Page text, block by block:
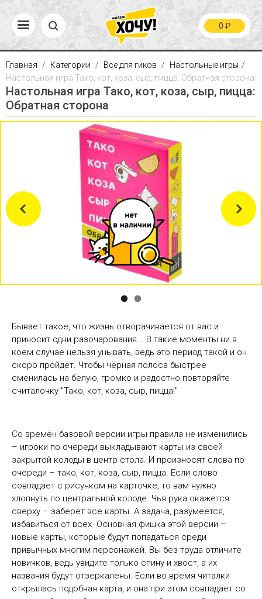
0 ₽
Главная Категории Все для гиков
Настольные игры
Настольная игра Тако, кот, коза, сыр, пицца: Обратная сторона
Настольная игра Тако, кот, коза, сыр, пицца:
Обратная сторона
Бывает такое, что жизнь отворачивается от вас и
приносит одни разочарования... В такие моменты ни в
коем случае нельзя унывать, ведь это период такой и он
скоро пройдёт. Чтобы чёрная полоса быстрее
сменилась на белую, громко и радостно повторяйте
считалочку "Тако, кот, коза, сыр, пицца!"
Со времён базовой версии игры правила не изменились
– игроки по очереди выкладывают карты из своей
закрытой колоды в центр стола. И произносят слова по
очереди – тако, кот, коза, сыр, пицца. Если слово
совпадает с рисунком на карточке, то вам нужно
хлопнуть по центральной колоде. Чья рука окажется
сверху – заберёт все карты. А задача, разумеется,
избавиться от всех. Основная фишка этой версии –
новые карты, которые будут попадаться среди
привычных многим персонажей. Вы без труда отличите
новичков, ведь увидите только спину и хвост, а их
названия будут отзеркалены. Если во время читалки
открылась подобная карта, и она при этом совпадает со